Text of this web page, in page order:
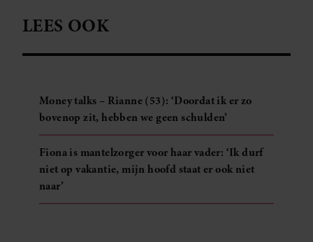
informatie die u aan ze heeft verstrekt of die ze hebben
LEES OOK
Money talks – Rianne (53): ‘Doordat ik er zo
bovenop zit, hebben we geen schulden’
Fiona is mantelzorger voor haar vader: ‘Ik durf
niet op vakantie, mijn hoofd staat er ook niet
naar’